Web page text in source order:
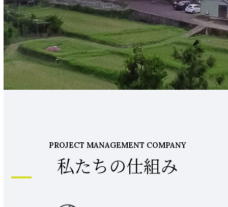
PROJECT MANAGEMENT COMPANY
私たちの仕組み